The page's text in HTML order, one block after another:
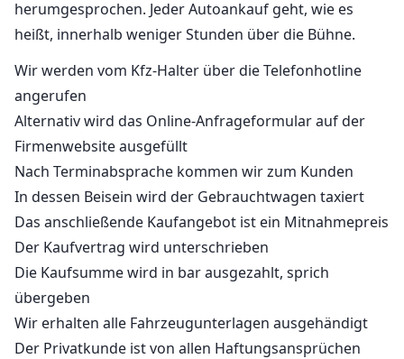
herumgesprochen. Jeder Autoankauf geht, wie es
heißt, innerhalb weniger Stunden über die Bühne.
Wir werden vom Kfz-Halter über die Telefonhotline
angerufen
Alternativ wird das Online-Anfrageformular auf der
Firmenwebsite ausgefüllt
Nach Terminabsprache kommen wir zum Kunden
In dessen Beisein wird der Gebrauchtwagen taxiert
Das anschließende Kaufangebot ist ein Mitnahmepreis
Der Kaufvertrag wird unterschrieben
Die Kaufsumme wird in bar ausgezahlt, sprich
übergeben
Wir erhalten alle Fahrzeugunterlagen ausgehändigt
Der Privatkunde ist von allen Haftungsansprüchen